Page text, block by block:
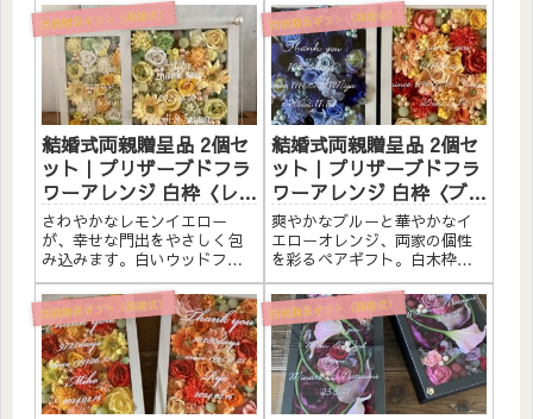
両親贈呈ギフト（結婚式）
結婚式両親贈呈品 2個セ
ット｜プリザーブドフラ
ワーアレンジ 白枠〈レモ
ンイエローペア〉文字入
れ
さわやかなレモンイエロー
が、幸せな門出をやさしく包
み込みます。白いウッドフレ
ームにプリザーブドフラワー
と造花を詰め込んだ、結婚式
の両親贈呈品用2個セットで
す。アクリル板にひとことメ
ッセージ・お名前・日付けな
どを白文字（無料）でお入れ
します。...
両親贈呈ギフト（結婚式）
結婚式両親贈呈品 2個セ
ット｜プリザーブドフラ
ワーアレンジ 白枠〈ブル
ー＆イエローオレンジ〉
文字入れ
爽やかなブルーと華やかなイ
エローオレンジ、両家の個性
を彩るペアギフト。白木枠に
プリザーブドフラワーと造花
をたっぷりアレンジしまし
た。アクリルプレートへの白
文字入れ無料。自立するので
壁かけでも置き型でも飾れま
す。こんな方へ結婚式の両親
贈呈品に...
両親贈呈ギフト（結婚式） 両親贈呈ギフト（結婚式）